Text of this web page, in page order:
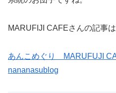
MARUFIJI CAFEさんの記事
あんこめぐり MARUFUJI
nananasublog